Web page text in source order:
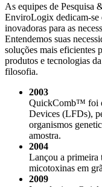
As equipes de Pesquisa
EnviroLogix dedicam-se
inovadoras para as
Entendemos suas
soluções mais eficientes
produtos e tecnologias
filosofia.
2003
QuickComb™ foi
Devices (LFDs),
organismos
amostra.
2004
Lançou a primeira
micotoxinas em
2009